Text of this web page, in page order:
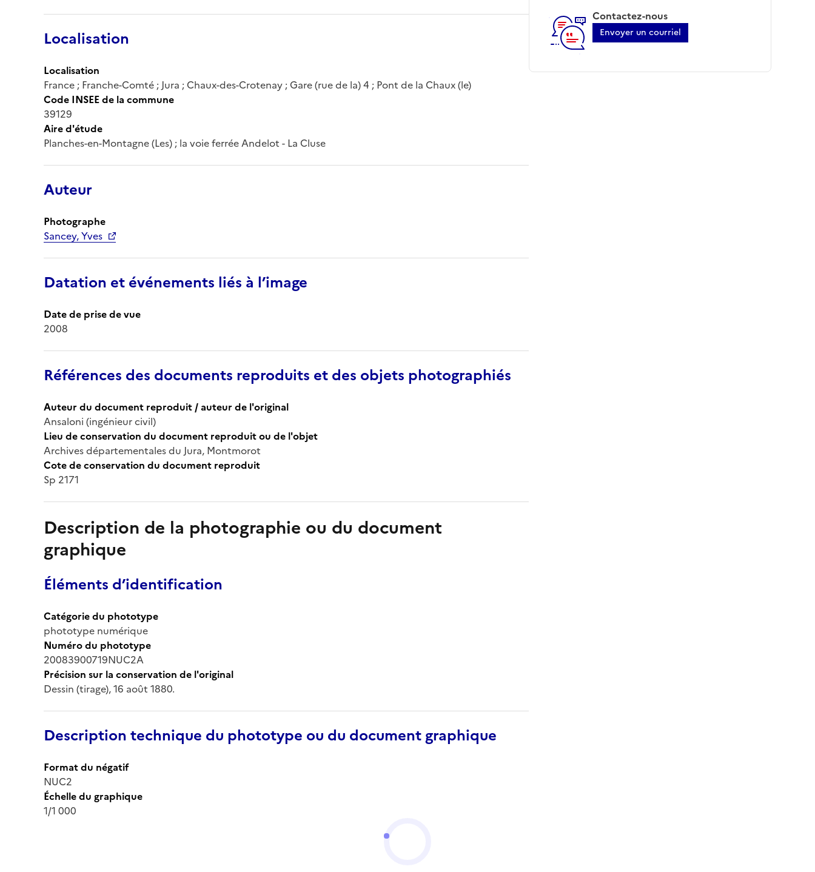
Localisation
Localisation
France ; Franche-Comté ; Jura ; Chaux-des-Crotenay ; Gare (rue de la) 4 ; Pont de la Chaux (le)
Code INSEE de la commune
39129
Aire d'étude
Planches-en-Montagne (Les) ; la voie ferrée Andelot - La Cluse
Auteur
Photographe
Sancey, Yves
Datation et événements liés à l’image
Date de prise de vue
2008
Références des documents reproduits et des objets photographiés
Auteur du document reproduit / auteur de l'original
Ansaloni (ingénieur civil)
Lieu de conservation du document reproduit ou de l'objet
Archives départementales du Jura, Montmorot
Cote de conservation du document reproduit
Sp 2171
Description de la photographie ou du document
graphique
Éléments d’identification
Catégorie du phototype
phototype numérique
Numéro du phototype
20083900719NUC2A
Précision sur la conservation de l'original
Dessin (tirage), 16 août 1880.
Description technique du phototype ou du document graphique
Format du négatif
NUC2
Échelle du graphique
1/1 000
Contactez-nous
Envoyer un courriel